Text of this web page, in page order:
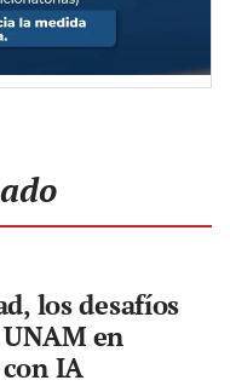
los desafíos
en
IA